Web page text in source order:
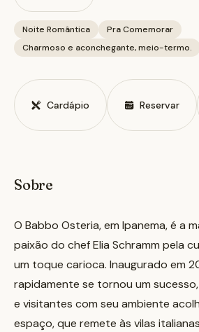
Noite Romântica
Pra Comemorar
Charmoso e aconchegante, meio-termo.
Cardápio Reservar
Sobre
O Babbo Osteria, em Ipanema, é a
paixão do chef Elia Schramm pela
um toque carioca. Inaugurado em
rapidamente se tornou um
e visitantes com seu ambiente
espaço, que remete às vilas